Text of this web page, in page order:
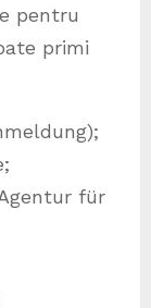
pentru
primi
für